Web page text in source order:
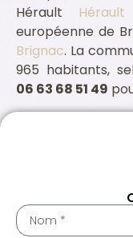
Hérault Hérault
européenne de
Brignac. La
965 habitants,
06 63 68 51 49